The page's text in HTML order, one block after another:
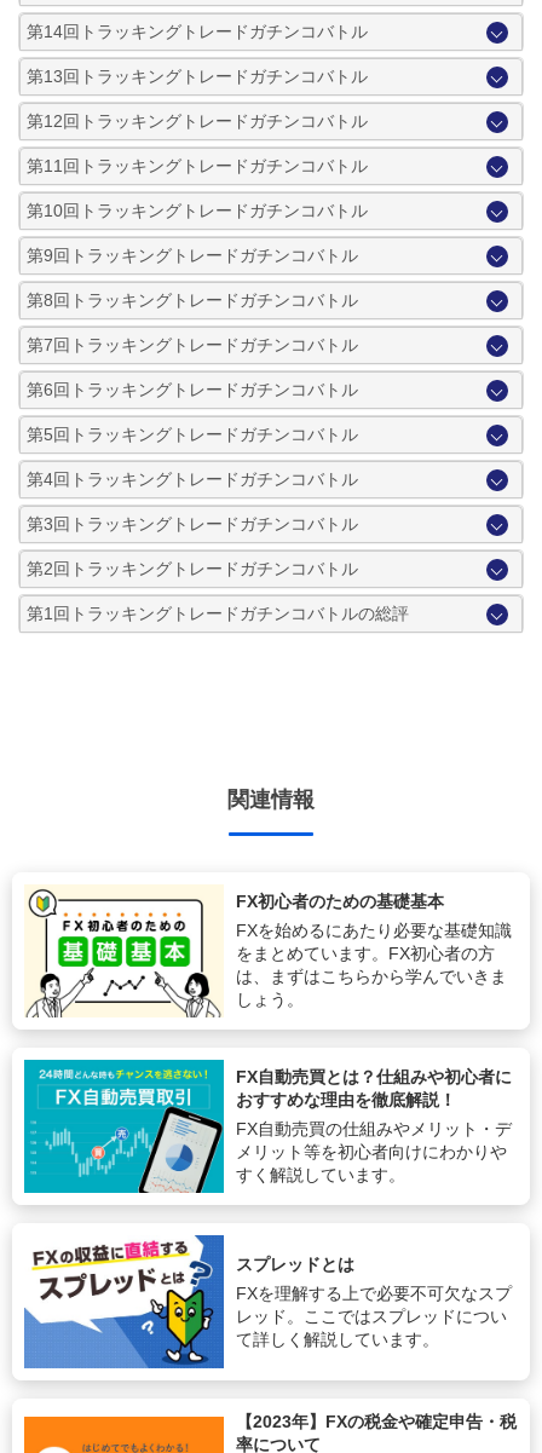
第14回トラッキングトレードガチンコバトル
第13回トラッキングトレードガチンコバトル
第12回トラッキングトレードガチンコバトル
第11回トラッキングトレードガチンコバトル
第10回トラッキングトレードガチンコバトル
第9回トラッキングトレードガチンコバトル
第8回トラッキングトレードガチンコバトル
第7回トラッキングトレードガチンコバトル
第6回トラッキングトレードガチンコバトル
第5回トラッキングトレードガチンコバトル
第4回トラッキングトレードガチンコバトル
第3回トラッキングトレードガチンコバトル
第2回トラッキングトレードガチンコバトル
第1回トラッキングトレードガチンコバトルの総評
関連情報
FX初心者のための基礎基本
FXを始めるにあたり必要な基礎知識
をまとめています。FX初心者の方
は、まずはこちらから学んでいきま
しょう。
FX自動売買とは？仕組みや初心者に
おすすめな理由を徹底解説！
FX自動売買の仕組みやメリット・デ
メリット等を初心者向けにわかりや
すく解説しています。
スプレッドとは
FXを理解する上で必要不可欠なスプ
レッド。ここではスプレッドについ
て詳しく解説しています。
【2023年】FXの税金や確定申告・税
率について